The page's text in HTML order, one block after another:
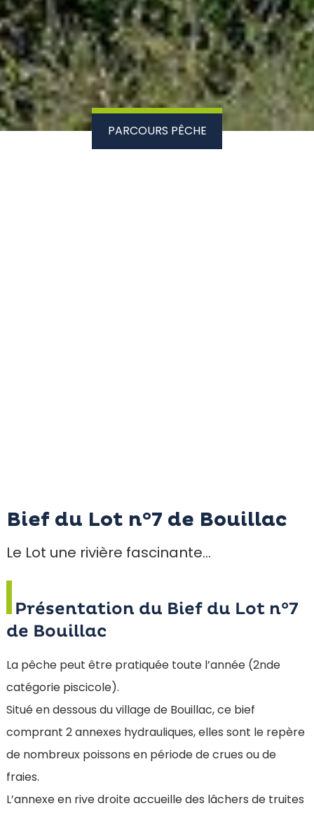
PARCOURS PÊCHE
Bief du Lot n°7 de Bouillac
Le Lot une rivière fascinante…
Présentation du Bief du Lot n°7
de Bouillac
La pêche peut être pratiquée toute l’année (2nde
catégorie piscicole).
Situé en dessous du village de Bouillac, ce bief
comprant 2 annexes hydrauliques, elles sont le repère
de nombreux poissons en période de crues ou de
fraies.
L’annexe en rive droite accueille des lâchers de truites